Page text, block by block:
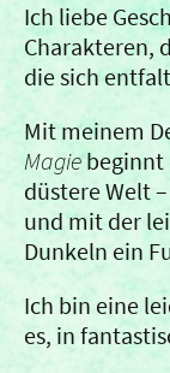
Ich liebe
Charakteren,
die sich
Mit meinem
Magiebeginnt
düstere Welt
und mit der
Dunkeln ein
Ich bin eine
es, in